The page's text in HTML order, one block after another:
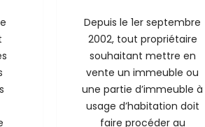
Depuis le 1er septembre
2002, tout propriétaire
souhaitant mettre en
vente un immeuble ou
une partie d’immeuble à
usage d’habitation doit
faire procéder au